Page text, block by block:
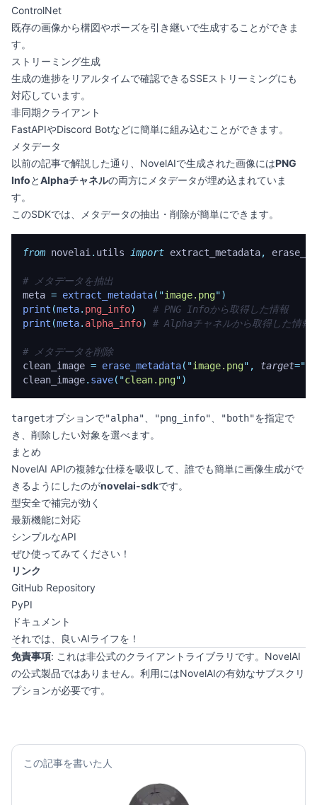
ControlNet
既存の画像から構図やポーズを引き継いで生成することができま
す。
ストリーミング生成
生成の進捗をリアルタイムで確認できるSSEストリーミングにも
対応しています。
非同期クライアント
FastAPIやDiscord Botなどに簡単に組み込むことができます。
メタデータ
以前の記事で解説した通り、NovelAIで生成された画像にはPNG
InfoとAlphaチャネルの両方にメタデータが埋め込まれていま
す。
このSDKでは、メタデータの抽出・削除が簡単にできます。
from novelai . utils import extract_metadata,
# メタデータを抽出
meta = extract_metadata( "image.png")
print (meta. png_info)
   # PNG Infoから取得した情報
print (meta. alpha_info) # Alphaチャネルから取得した情報
# メタデータを削除
clean_image = erase_metadata( "image.png" , target="
clean_image. save( "clean.png")
targetオプションで"alpha" "png_info" "both"を指定で
き、削除したい対象を選べます。
まとめ
NovelAI APIの複雑な仕様を吸収して、誰でも簡単に画像生成がで
きるようにしたのがnovelai-sdkです。
型安全で補完が効く
最新機能に対応
シンプルなAPI
ぜひ使ってみてください！
リンク
GitHub Repository
PyPI
ドキュメント
それでは、良いAIライフを！
免責事項: これは非公式のクライアントライブラリです。NovelAI
の公式製品ではありません。利用にはNovelAIの有効なサブスクリ
プションが必要です。
この記事を書いた人